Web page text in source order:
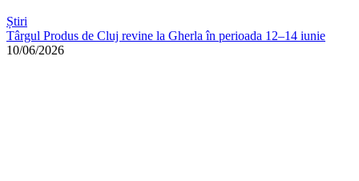
Știri
Târgul Produs de Cluj revine la Gherla în perioada 12–14 iunie
10/06/2026